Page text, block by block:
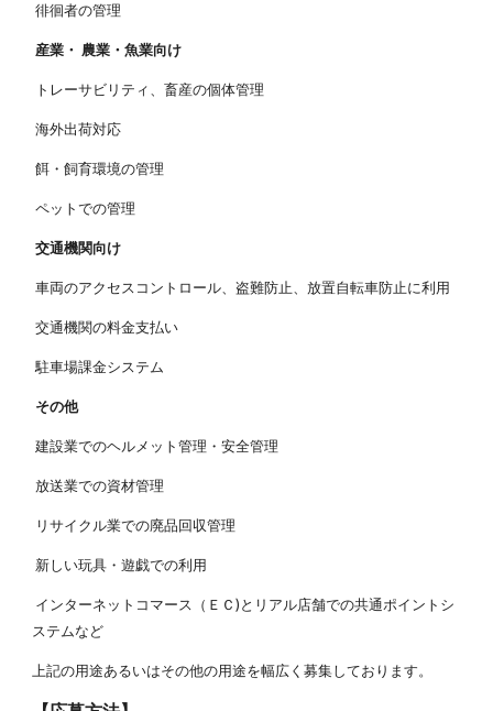
徘徊者の管理
産業・ 農業・魚業向け
トレーサビリティ、畜産の個体管理
海外出荷対応
餌・飼育環境の管理
ペットでの管理
交通機関向け
車両のアクセスコントロール、盗難防止、放置自転車防止に利用
交通機関の料金支払い
駐車場課金システム
その他
建設業でのヘルメット管理・安全管理
放送業での資材管理
リサイクル業での廃品回収管理
新しい玩具・遊戯での利用
インターネットコマース（ＥＣ)とリアル店舗での共通ポイントシ
ステムなど
上記の用途あるいはその他の用途を幅広く募集しております。